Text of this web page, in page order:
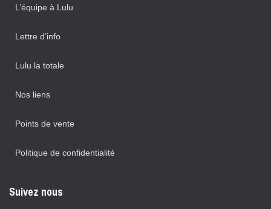
L’équipe à Lulu
Lettre d’info
Lulu la totale
Nos liens
Points de vente
Politique de confidentialité
Suivez nous